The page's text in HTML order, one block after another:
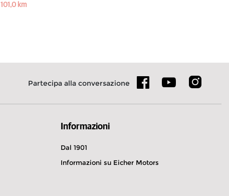
101,0 km
Partecipa alla conversazione
Informazioni
Dal 1901
Informazioni su Eicher Motors